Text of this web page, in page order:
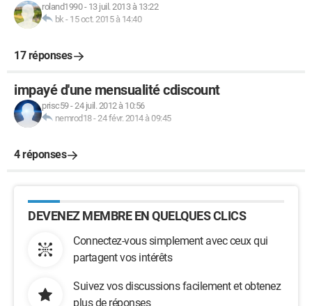
roland1990- 13 juil. 2013 à 13:22
bk - 15 oct. 2015 à 14:40
17 réponses
impayé d'une mensualité cdiscount
prisc59-24 juil. 2012 à 10:56
nemrod18-24 févr. 2014 à 09:45
4 réponses
DEVENEZ MEMBRE EN QUELQUES CLICS
Connectez-vous simplement avec ceux qui
partagent vos intérêts
Suivez vos discussions facilement et obtenez
plus de réponses